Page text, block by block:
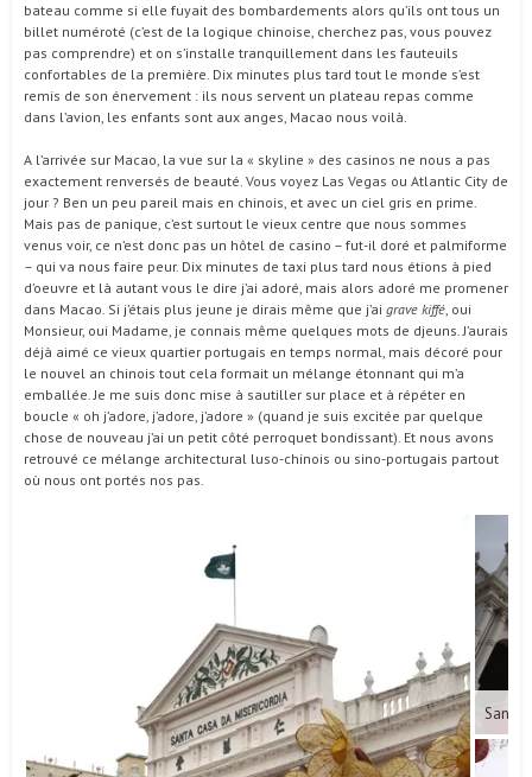
bateau comme si elle fuyait des bombardements alors qu’ils ont tous un
billet numéroté (c’est de la logique chinoise, cherchez pas, vous pouvez
pas comprendre) et on s’installe tranquillement dans les fauteuils
confortables de la première. Dix minutes plus tard tout le monde s’est
remis de son énervement : ils nous servent un plateau repas comme
dans l’avion, les enfants sont aux anges, Macao nous voilà.
A l’arrivée sur Macao, la vue sur la « skyline » des casinos ne nous a pas
exactement renversés de beauté. Vous voyez Las Vegas ou Atlantic City de
jour ? Ben un peu pareil mais en chinois, et avec un ciel gris en prime.
Mais pas de panique, c’est surtout le vieux centre que nous sommes
venus voir, ce n’est donc pas un hôtel de casino – fut-il doré et palmiforme
– qui va nous faire peur. Dix minutes de taxi plus tard nous étions à pied
d’oeuvre et là autant vous le dire j’ai adoré, mais alors adoré me promener
dans Macao. Si j’étais plus jeune je dirais même que j’ai grave kiffé, oui
Monsieur, oui Madame, je connais même quelques mots de djeuns. J’aurais
déjà aimé ce vieux quartier portugais en temps normal, mais décoré pour
le nouvel an chinois tout cela formait un mélange étonnant qui m’a
emballée. Je me suis donc mise à sautiller sur place et à répéter en
boucle « oh j’adore, j’adore, j’adore » (quand je suis excitée par quelque
chose de nouveau j’ai un petit côté perroquet bondissant). Et nous avons
retrouvé ce mélange architectural luso-chinois ou sino-portugais partout
où nous ont portés nos pas.
Santa